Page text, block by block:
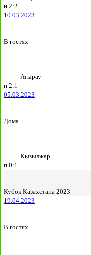
н 2:2
10.03.2023
В гостях
Атырау
п 2:1
05.03.2023
Дома
Кызылжар
п 0:1
Кубок Казахстана 2023
19.04.2023
В гостях